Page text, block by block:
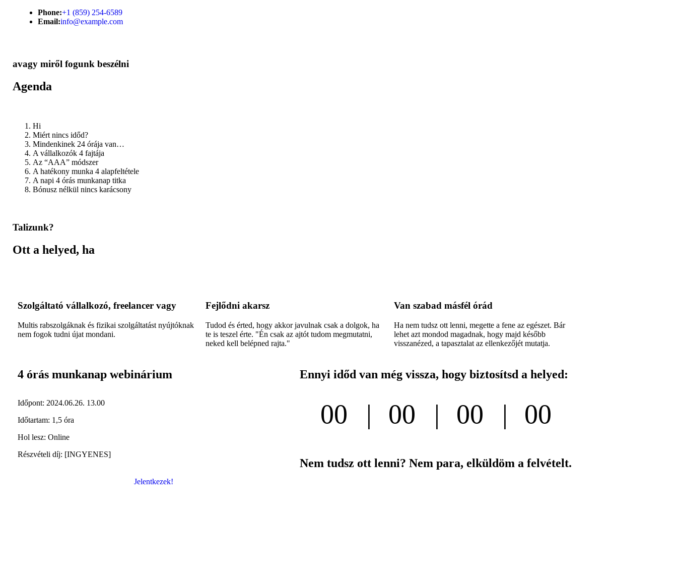
Phone:+1 (859) 254-6589
Email:info@example.com
avagy miről fogunk beszélni
Agenda
Hi
Miért nincs időd?
Mindenkinek 24 órája van…
A vállalkozók 4 fajtája
Az “AAA” módszer
A hatékony munka 4 alapfeltétele
A napi 4 órás munkanap titka
Bónusz nélkül nincs karácsony
Talizunk?
Ott a helyed, ha
Szolgáltató vállalkozó, freelancer vagy
Multis rabszolgáknak és fizikai szolgáltatást nyújtóknak
nem fogok tudni újat mondani.
Fejlődni akarsz
Tudod és érted, hogy akkor javulnak csak a dolgok, ha
te is teszel érte. "Én csak az ajtót tudom megmutatni,
neked kell belépned rajta."
Van szabad másfél órád
Ha nem tudsz ott lenni, megette a fene az egészet. Bár
lehet azt mondod magadnak, hogy majd később
visszanézed, a tapasztalat az ellenkezőjét mutatja.
4 órás munkanap webinárium
Időpont: 2024.06.26. 13.00
Időtartam: 1,5 óra
Hol lesz: Online
Részvételi díj: [INGYENES]
Jelentkezek!
Ennyi időd van még vissza, hogy biztosítsd a helyed:
00 00 00 00
Nem tudsz ott lenni? Nem para, elküldöm a felvételt.